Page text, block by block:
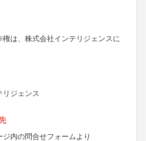
権は、株式会社インテリジェンスに
リジェンス
内の問合せフォームより